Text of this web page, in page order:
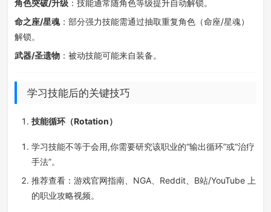
角色突破/升级 ：技能通常随角色等级提升自动解锁。
命之座/星魂：部分强力技能需通过抽取重复角色（命座/星魂）
解锁。
武器/圣遗物 ：被动技能可能来自装备。
学习技能后的关键技巧
技能循环（Rotation）
学习技能不等于会用,你需要研究该职业的“输出循环”或“治疗
手法”。
推荐查看：游戏官网指南、NGA、Reddit、B站/YouTube 上
的职业攻略视频。